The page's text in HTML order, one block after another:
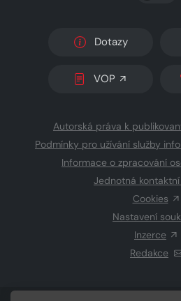
Dotazy
VOP
Autorská práva k
Podmínky pro užívání služby
Informace o zpracování
Jednotná
Cookies
Nastavení
Inzerce
Redakce